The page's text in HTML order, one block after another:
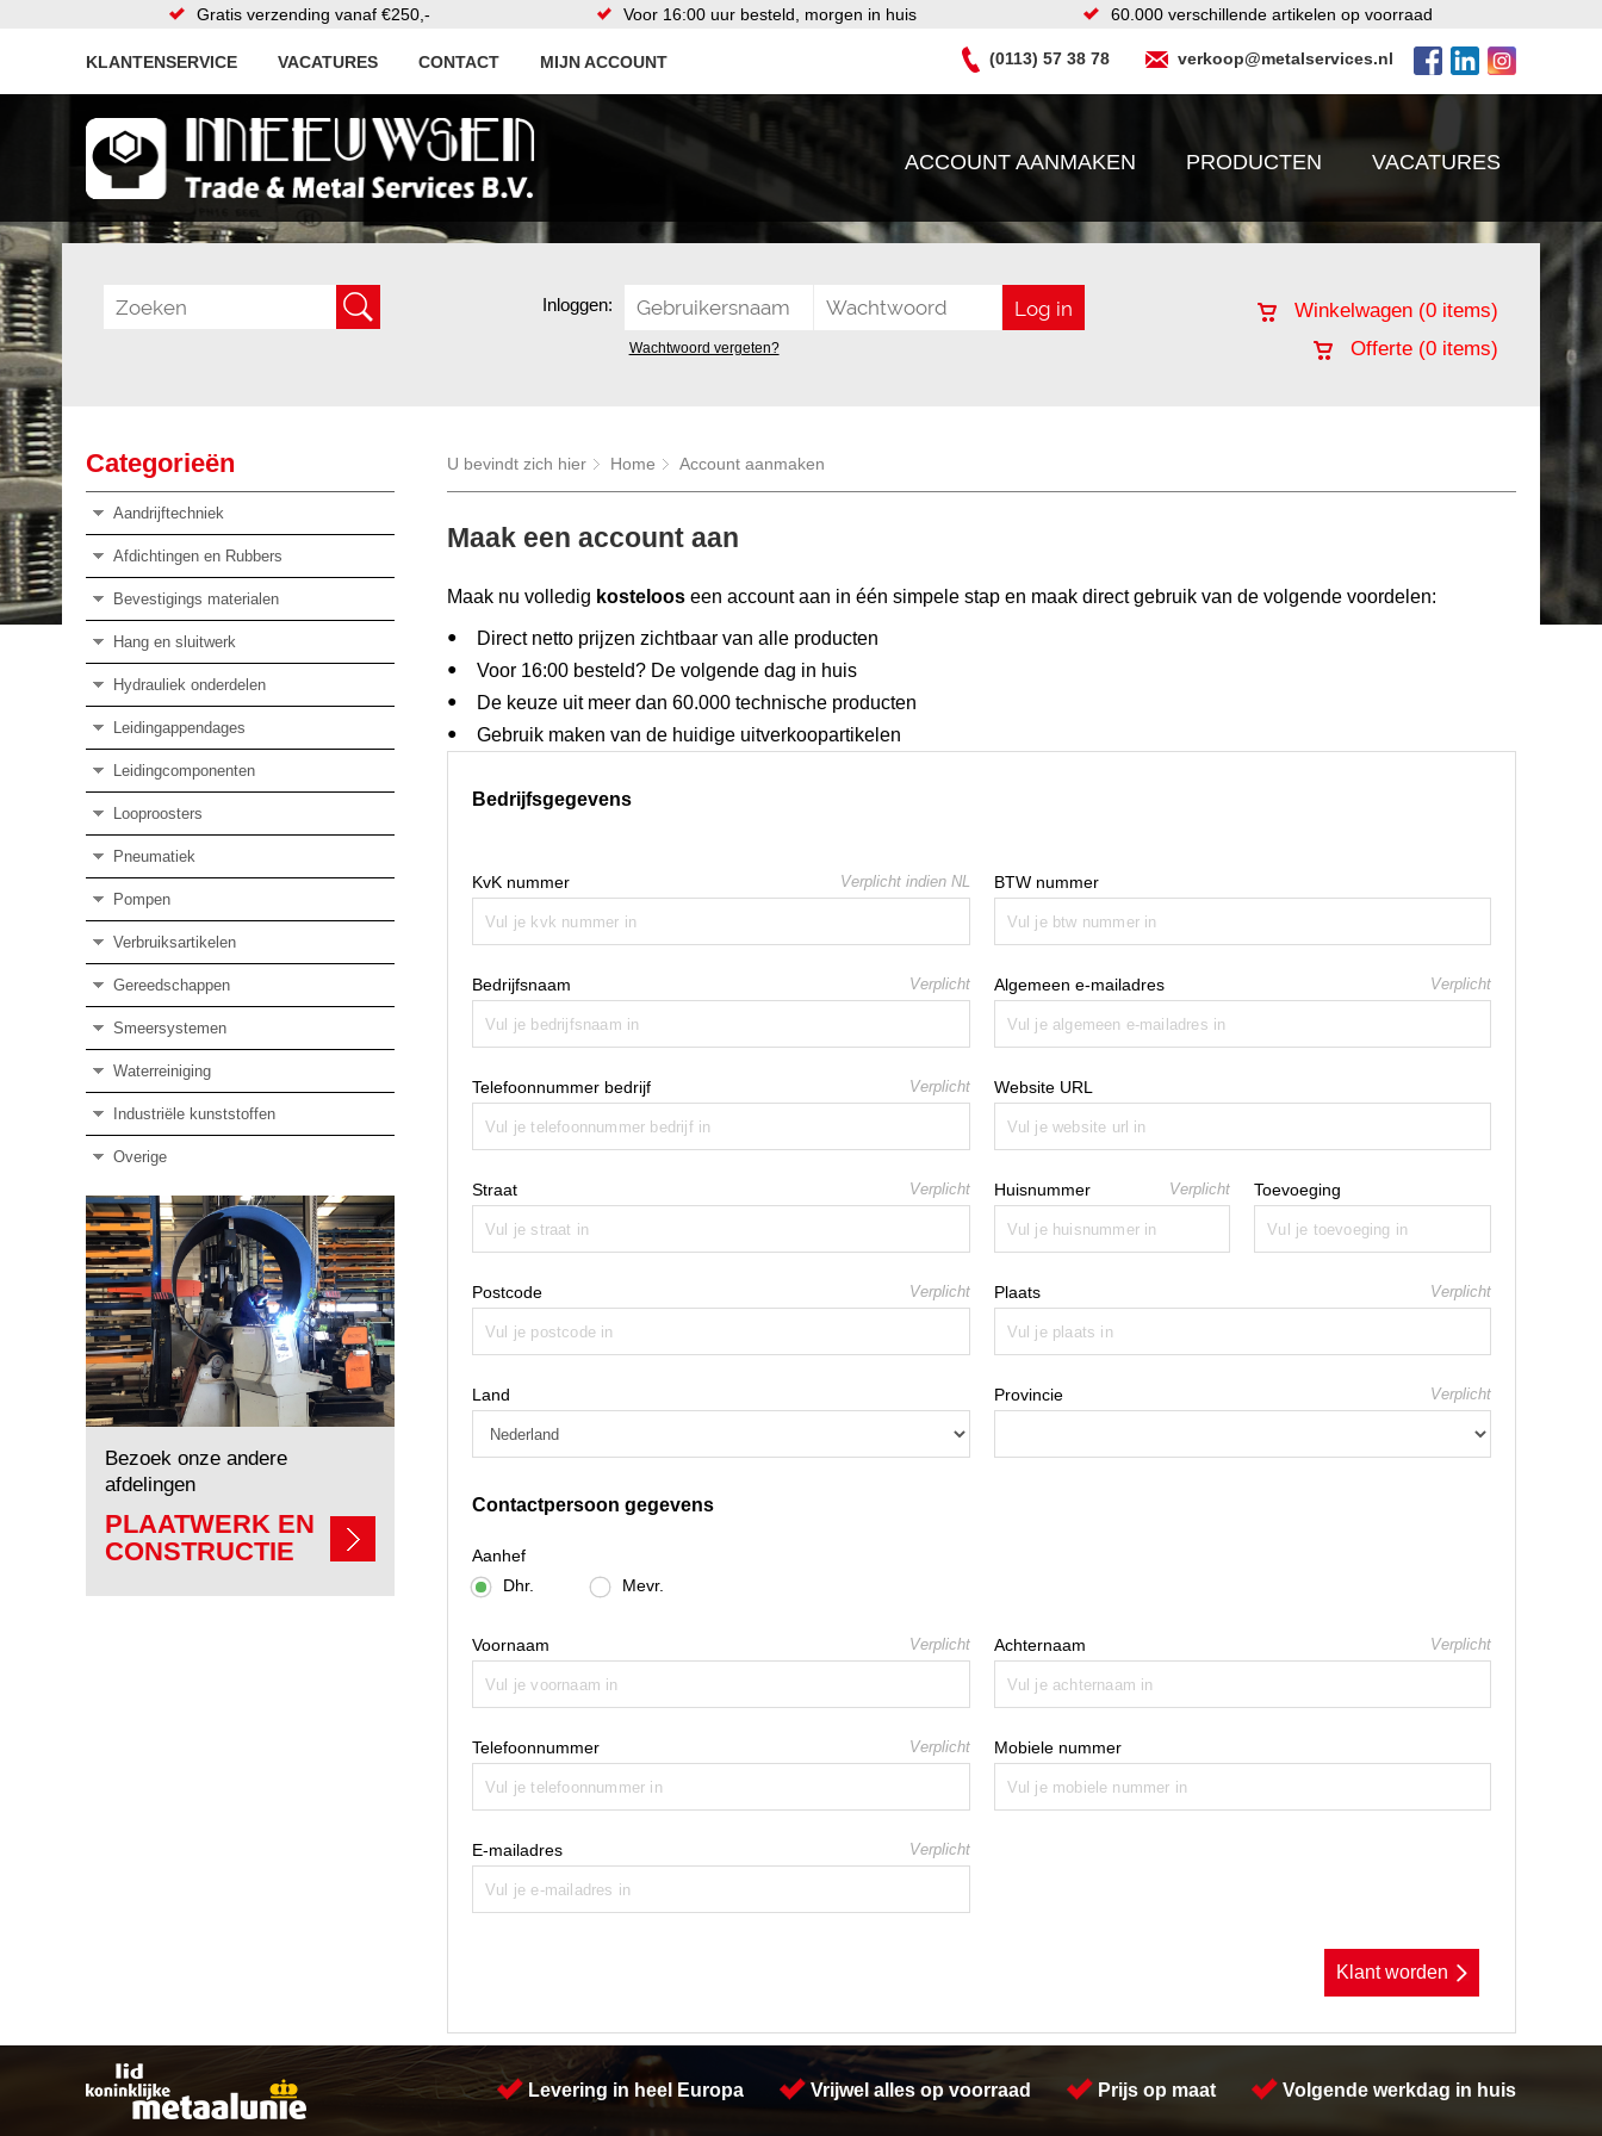
Gratis verzending vanaf €250,- Voor 16:00 uur besteld, morgen in huis 60.000 verschillende artikelen op voorraad
KLANTENSERVICE VACATURES CONTACT MIJN ACCOUNT (0113) 57 38 78 verkoop@metalservices.nl
ACCOUNT AANMAKEN PRODUCTEN VACATURES
Inloggen:
Wachtwoord vergeten?
Winkelwagen (0 items)
Offerte (0 items)
Categorieën
Aandrijftechniek
Afdichtingen en Rubbers
Bevestigings materialen
Hang en sluitwerk
Hydrauliek onderdelen
Leidingappendages
Leidingcomponenten
Looproosters
Pneumatiek
Pompen
Verbruiksartikelen
Gereedschappen
Smeersystemen
Waterreiniging
Industriële kunststoffen
Overige
Bezoek onze andere
afdelingen
PLAATWERK EN
CONSTRUCTIE
U bevindt zich hier Home Account aanmaken
Maak een account aan
Maak nu volledig kosteloos een account aan in één simpele stap en maak direct gebruik van de volgende voordelen:
Direct netto prijzen zichtbaar van alle producten
Voor 16:00 besteld? De volgende dag in huis
De keuze uit meer dan 60.000 technische producten
Gebruik maken van de huidige uitverkoopartikelen
Bedrijfsgegevens
KvK nummer Verplicht indien NL BTW nummer
Bedrijfsnaam Verplicht Algemeen e-mailadres Verplicht
Telefoonnummer bedrijf Verplicht Website URL
Straat Verplicht Huisnummer Verplicht Toevoeging
Postcode Verplicht Plaats Verplicht
Land Provincie Verplicht
Contactpersoon gegevens
Aanhef
Dhr.
Mevr.
Voornaam Verplicht Achternaam Verplicht
Telefoonnummer Verplicht Mobiele nummer
E-mailadres Verplicht
Klant worden
Levering in heel Europa Vrijwel alles op voorraad Prijs op maat Volgende werkdag in huis